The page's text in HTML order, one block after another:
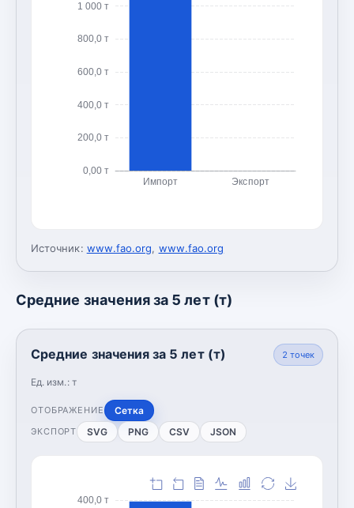
0,00 т
200,0 т
400,0 т
600,0 т
800,0 т
1 000 т
Импорт Экспорт
Источник: www.fao.org, www.fao.org
Средние значения за 5 лет (т)
Средние значения за 5 лет (т)
Ед. изм.: т
2 точек
ОТОБРАЖЕНИЕ Сетка
ЭКСПОРТ SVG PNG CSV JSON
400,0 т